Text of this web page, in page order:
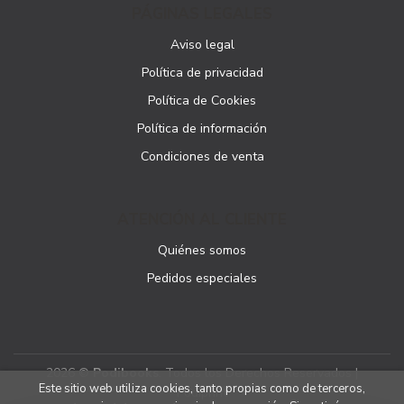
Aviso legal
Política de privacidad
Política de Cookies
Política de información
Condiciones de venta
Quiénes somos
Pedidos especiales
2026 ©Podibooks. Todos los Derechos Reservados |
Podiprint
Este sitio web utiliza cookies, tanto propias como de terceros,